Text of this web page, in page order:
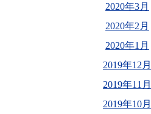
2020年3月
2020年2月
2020年1月
2019年12月
2019年11月
2019年10月